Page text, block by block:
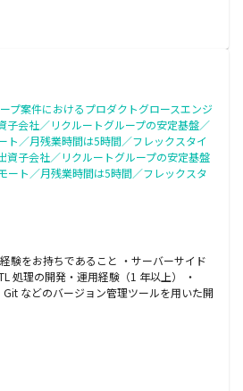
プ案件におけるプロダクトグロースエンジ
子会社／リクルートグループの安定基盤／
ト／月残業時間は5時間／フレックスタイ
資子会社／リクルートグループの安定基盤
ート／月残業時間は5時間／フレックスタ
験をお持ちであること ・サーバーサイド
処理の開発・運用経験（1 年以上） ・
などのバージョン管理ツールを用いた開